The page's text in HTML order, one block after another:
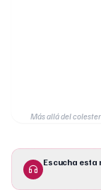
Más allá del
Escucha esta